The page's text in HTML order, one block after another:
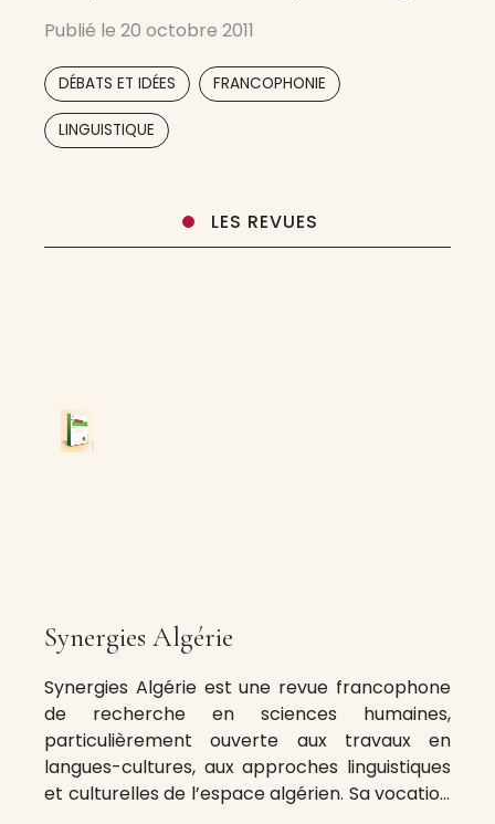
dans l’ensemble des pays scandinaves le
Programme Mondial de Diffusion Scientifique
Francophone en Réseau du GERFLINT, Groupe
d’Études et de
Publié le 20 octobre 2011
DÉBATS ET IDÉES FRANCOPHONIE
LINGUISTIQUE
LES REVUES
Synergies Algérie
Synergies Algérie est une revue francophone
de recherche en sciences humaines,
particulièrement ouverte aux travaux en
langues-cultures, aux approches linguistiques
et culturelles de l’espace algérien. Sa vocation